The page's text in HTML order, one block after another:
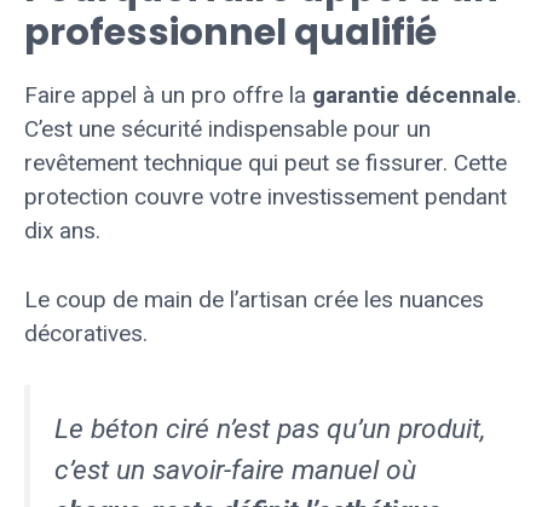
professionnel qualifié
Faire appel à un pro offre la garantie décennale.
C’est une sécurité indispensable pour un
revêtement technique qui peut se fissurer. Cette
protection couvre votre investissement pendant
dix ans.
Le coup de main de l’artisan crée les nuances
décoratives.
Le béton ciré n’est pas qu’un produit,
c’est un savoir-faire manuel où